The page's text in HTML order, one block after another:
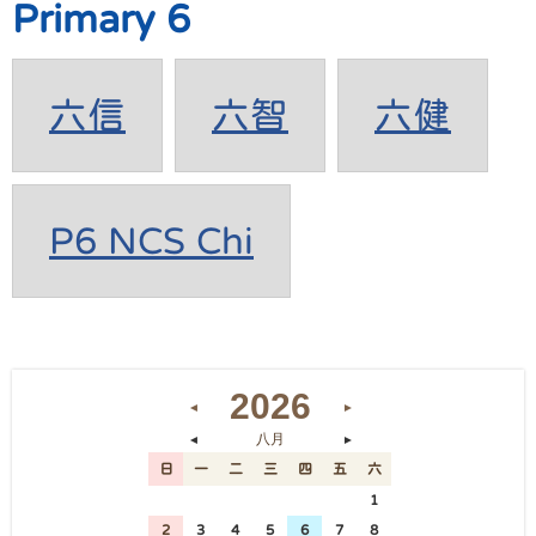
Primary 6
六信 六智 六健
P6 NCS Chi
◄ 2026 ►
◄ 八月 ►
日 一 二 三 四 五 六
1
2 3 4 5 6 7 8